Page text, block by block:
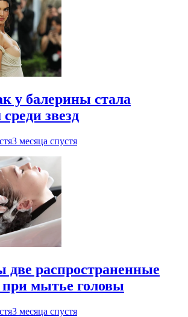
у балерины стала
звезд
3 месяца спустя
две распространенные
мытье головы
3 месяца спустя